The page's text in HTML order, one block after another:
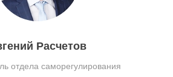
Расчетов
отдела саморегулирования